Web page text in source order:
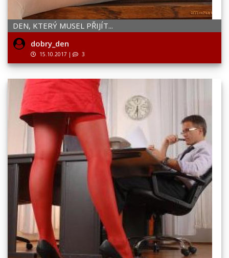
DEN, KTERÝ MUSEL PŘIJÍT...
dobry_den
15.10.2017 | 3